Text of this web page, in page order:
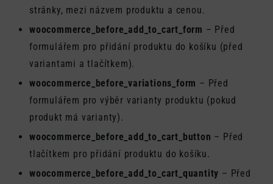
stránky, mezi názvem produktu a cenou.
woocommerce_before_add_to_cart_form – Před
formulářem pro přidání produktu do košíku (před
variantami a tlačítkem).
woocommerce_before_variations_form – Před
formulářem pro výběr varianty produktu (pokud
produkt má varianty).
woocommerce_before_add_to_cart_button – Před
tlačítkem pro přidání produktu do košíku.
woocommerce_before_add_to_cart_quantity – Před